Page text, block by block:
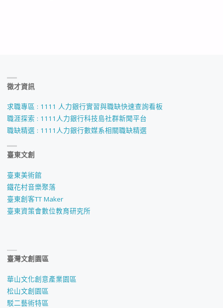
徵才資訊
求職專區 : 1111 人力銀行實習與職缺快速查詢看板
職涯探索 : 1111人力銀行科技島社群新聞平台
職缺精選 : 1111人力銀行數媒系相關職缺精選
臺東文創
臺東美術館
鐵花村音樂聚落
臺東創客TT Maker
臺東資策會數位教育研究所
臺灣文創園區
華山文化創意產業園區
松山文創園區
駁二藝術特區